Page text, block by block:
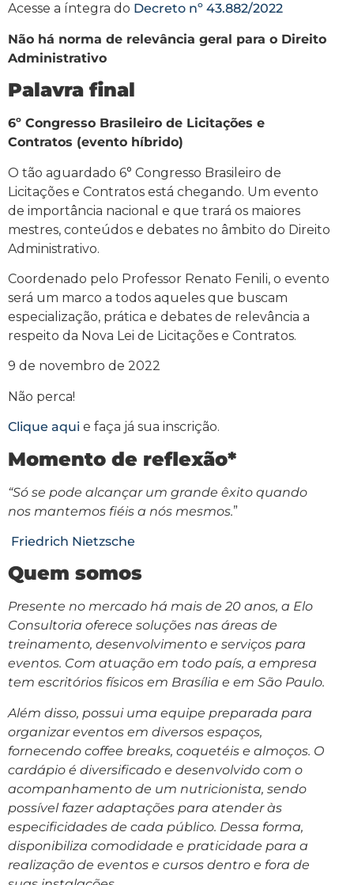
Acesse a íntegra do Decreto nº 43.882/2022
Não há norma de relevância geral para o Direito
Administrativo
Palavra final
6º Congresso Brasileiro de Licitações e
Contratos (evento híbrido)
O tão aguardado 6° Congresso Brasileiro de
Licitações e Contratos está chegando. Um evento
de importância nacional e que trará os maiores
mestres, conteúdos e debates no âmbito do Direito
Administrativo.
Coordenado pelo Professor Renato Fenili, o evento
será um marco a todos aqueles que buscam
especialização, prática e debates de relevância a
respeito da Nova Lei de Licitações e Contratos.
9 de novembro de 2022
Não perca!
Clique aqui e faça já sua inscrição.
Momento de reflexão*
“Só se pode alcançar um grande êxito quando
nos mantemos fiéis a nós mesmos.”
Friedrich Nietzsche
Quem somos
Presente no mercado há mais de 20 anos, a Elo
Consultoria oferece soluções nas áreas de
treinamento, desenvolvimento e serviços para
eventos. Com atuação em todo país, a empresa
tem escritórios físicos em Brasília e em São Paulo.
Além disso, possui uma equipe preparada para
organizar eventos em diversos espaços,
fornecendo coffee breaks, coquetéis e almoços. O
cardápio é diversificado e desenvolvido com o
acompanhamento de um nutricionista, sendo
possível fazer adaptações para atender às
especificidades de cada público. Dessa forma,
disponibiliza comodidade e praticidade para a
realização de eventos e cursos dentro e fora de